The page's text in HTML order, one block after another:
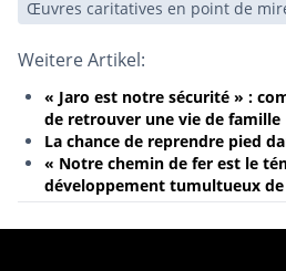
Œuvres caritatives en point de
Weitere Artikel:
« Jaro est notre sécurité » :
de retrouver une vie de famille
La chance de reprendre pied
« Notre chemin de fer est le
développement tumultueux